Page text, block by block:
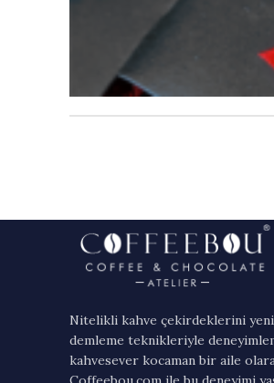
Nitelikli kahve çekirdeklerini
demleme teknikleriyle
kahvesever kocaman bir aile